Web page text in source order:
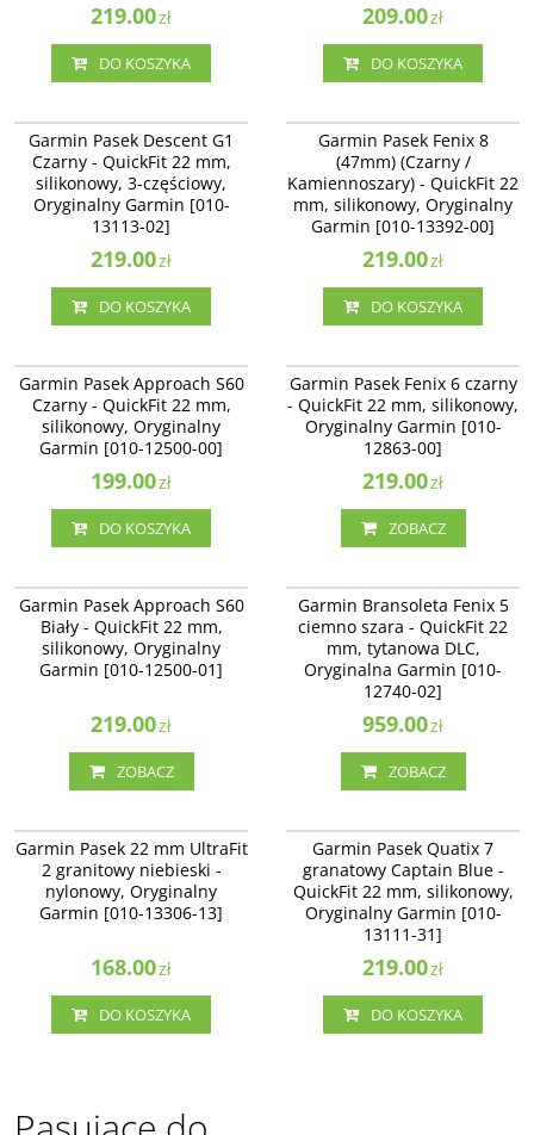
219.00zł
DO KOSZYKA
209.00zł
DO KOSZYKA
Garmin Pasek Descent G1
Czarny - QuickFit 22 mm,
silikonowy, 3-częściowy,
Oryginalny Garmin [010-
13113-02]
219.00zł
DO KOSZYKA
Garmin Pasek Fenix 8
(47mm) (Czarny /
Kamiennoszary) - QuickFit 22
mm, silikonowy, Oryginalny
Garmin [010-13392-00]
219.00zł
DO KOSZYKA
Garmin Pasek Approach S60
Czarny - QuickFit 22 mm,
silikonowy, Oryginalny
Garmin [010-12500-00]
199.00zł
DO KOSZYKA
Garmin Pasek Fenix 6 czarny
- QuickFit 22 mm, silikonowy,
Oryginalny Garmin [010-
12863-00]
219.00zł
ZOBACZ
Garmin Pasek Approach S60
Biały - QuickFit 22 mm,
silikonowy, Oryginalny
Garmin [010-12500-01]
219.00zł
ZOBACZ
Garmin Bransoleta Fenix 5
ciemno szara - QuickFit 22
mm, tytanowa DLC,
Oryginalna Garmin [010-
12740-02]
959.00zł
ZOBACZ
Garmin Pasek 22 mm UltraFit
2 granitowy niebieski -
nylonowy, Oryginalny
Garmin [010-13306-13]
168.00zł
DO KOSZYKA
Garmin Pasek Quatix 7
granatowy Captain Blue -
QuickFit 22 mm, silikonowy,
Oryginalny Garmin [010-
13111-31]
219.00zł
DO KOSZYKA